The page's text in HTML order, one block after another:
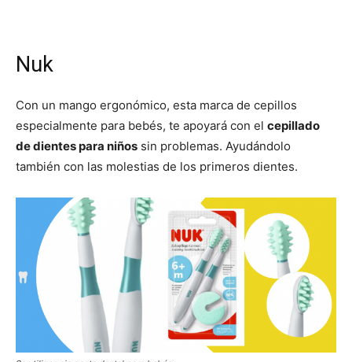
Nuk
Con un mango ergonómico, esta marca de cepillos
especialmente para bebés, te apoyará con el cepillado
de dientes para niños sin problemas. Ayudándolo
también con las molestias de los primeros dientes.